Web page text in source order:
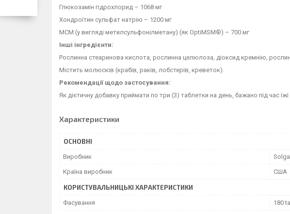
Глюкозамін гідрохлорид – 1068 мг
Хондроїтин сульфат натрію – 1200 мг
МСМ (у вигляді метилсульфонілметану) (як OptiMSM®) – 700 мг
Інші інгредієнти:
Рослинна стеаринова кислота, рослинна целюлоза, діоксид кремнію,
Містить молюсків (крабів, раків, лобстерів, креветок).
Рекомендації щодо застосування:
Як дієтичну добавку приймати по три (3) таблетки на день, бажано під час
Характеристики
ОСНОВНІ
Виробник
Країна виробник США
КОРИСТУВАЛЬНИЦЬКІ ХАРАКТЕРИСТИКИ
Фасування 180